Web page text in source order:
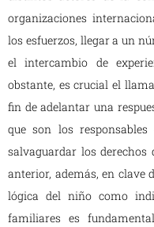
organizaciones
los esfuerzos, llegar a un
el intercambio de
obstante, es crucial el
fin de adelantar una
que son los
salvaguardar los
anterior, además, en
lógica del niño como
familiares es